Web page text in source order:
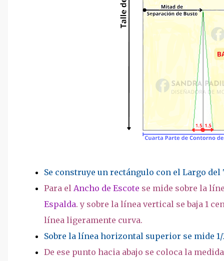
Se construye un rectángulo con el Largo del
Para el Ancho de Escote se mide sobre la
Espalda. y sobre la línea vertical se baja 1
línea ligeramente curva.
Sobre la línea horizontal superior se mide 1/
De ese punto hacia abajo se coloca la